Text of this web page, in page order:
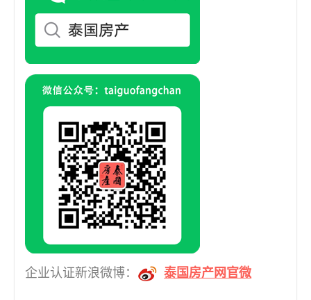
清迈 (40)
清迈市 (2)
甲米 (1)
芭堤雅，乔木提恩 泰国 (3)
芭堤雅，北芭堤雅 (1)
芭堤雅，芭堤雅北部 (1)
企业认证新浪微博： 泰国房产网官微